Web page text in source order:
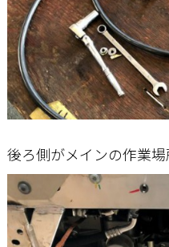
後ろ側がメインの作業場